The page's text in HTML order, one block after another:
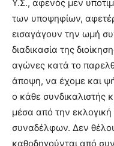
Υ.Σ., αφενός μεν
των υποψηφίων,
εισαγάγουν την ωμή
διαδικασία της
αγώνες κατά το
άποψη, να έχομε και
ο κάθε συνδικαλιστής
μέσα από την
συναδέλφων. Δεν
καθοδηγούνται από